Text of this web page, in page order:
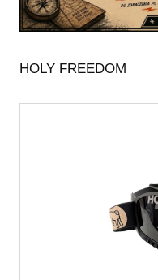
HOLY FREEDOM